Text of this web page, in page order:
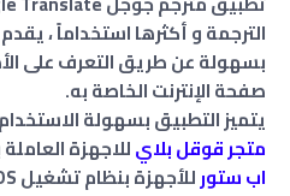
الترجمة و أكثرها استخداماً ،
بسهولة عن طريق التعرف على
صفحة الإنترنت الخاصة به.
يتميز التطبيق بسهولة
متجر قوقل بلايللاجهزة
اب ستورللأجهزة بنظام تشغيل IOS .